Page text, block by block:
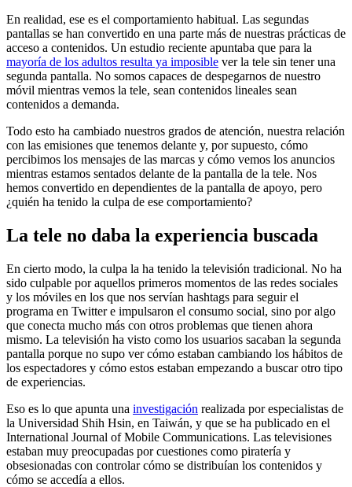
En realidad, ese es el comportamiento habitual. Las segundas
pantallas se han convertido en una parte más de nuestras prácticas de
acceso a contenidos. Un estudio reciente apuntaba que para la
mayoría de los adultos resulta ya imposible ver la tele sin tener una
segunda pantalla. No somos capaces de despegarnos de nuestro
móvil mientras vemos la tele, sean contenidos lineales sean
contenidos a demanda.
Todo esto ha cambiado nuestros grados de atención, nuestra relación
con las emisiones que tenemos delante y, por supuesto, cómo
percibimos los mensajes de las marcas y cómo vemos los anuncios
mientras estamos sentados delante de la pantalla de la tele. Nos
hemos convertido en dependientes de la pantalla de apoyo, pero
¿quién ha tenido la culpa de ese comportamiento?
La tele no daba la experiencia buscada
En cierto modo, la culpa la ha tenido la televisión tradicional. No ha
sido culpable por aquellos primeros momentos de las redes sociales
y los móviles en los que nos servían hashtags para seguir el
programa en Twitter e impulsaron el consumo social, sino por algo
que conecta mucho más con otros problemas que tienen ahora
mismo. La televisión ha visto como los usuarios sacaban la segunda
pantalla porque no supo ver cómo estaban cambiando los hábitos de
los espectadores y cómo estos estaban empezando a buscar otro tipo
de experiencias.
Eso es lo que apunta una investigación realizada por especialistas de
la Universidad Shih Hsin, en Taiwán, y que se ha publicado en el
International Journal of Mobile Communications. Las televisiones
estaban muy preocupadas por cuestiones como piratería y
obsesionadas con controlar cómo se distribuían los contenidos y
cómo se accedía a ellos.